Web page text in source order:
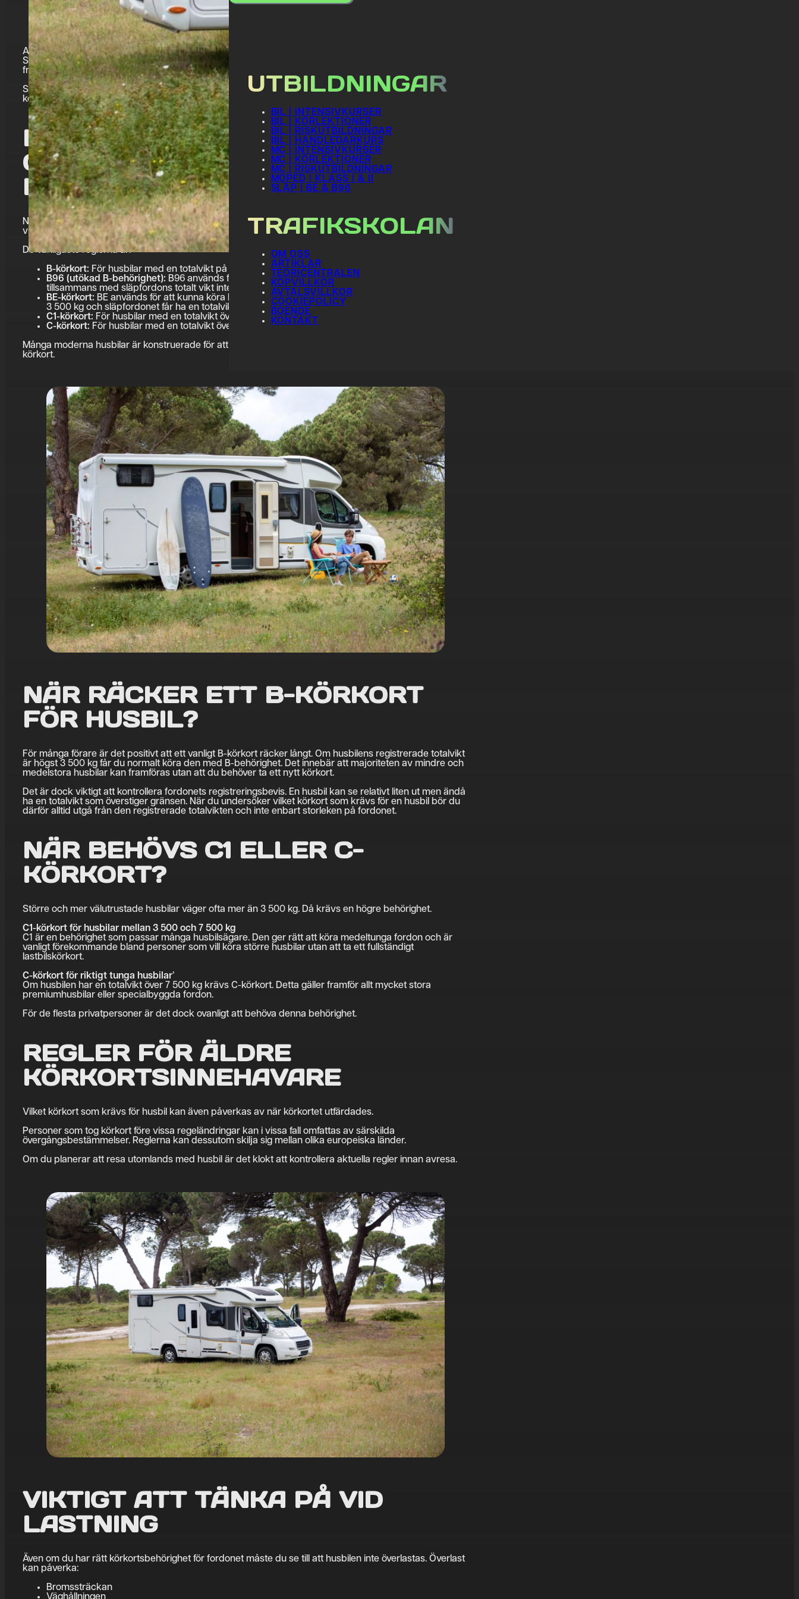
UTBILDNINGAR
BIL | INTENSIVKURSER
BIL | KÖRLEKTIONER
BIL | RISKUTBILDNINGAR
BIL | HANDLEDARKURS
MC | INTENSIVKURSER
MC | KÖRLEKTIONER
MC | RISKUTBILDNINGAR
MOPED | KLASS I & II
SLÄP | BE & B96
TRAFIKSKOLAN
OM OSS
ARTIKLAR
TEORICENTRALEN
KÖPVILLKOR
AVTALSVILLKOR
COOKIEPOLICY
BOENDE
KONTAKT
Att resa med husbil ger stor frihet och möjligheten att upptäcka Sverige och Europa i egen takt.
Samtidigt är det viktigt att känna till vilka regler som gäller innan du sätter dig bakom ratten. En vanlig
fråga är vilket körkort som krävs för att köra husbil och om ett vanligt B-körkort räcker.
Svaret beror framför allt på husbilens totalvikt. I den här artikeln går vi igenom reglerna, vilka
körkortsbehörigheter som gäller och vad du bör tänka på för att köra säkert och lagligt.
KÖRKORT HUSBIL –
GRUNDREGELN DU BEHÖVER
KÄNNA TILL
När det gäller körkort för husbil är husbilens totalvikt den avgörande faktorn. Totalvikt innebär fordonets
vikt inklusive passagerare, last, bränsle och annan utrustning när det är fullt lastat.
De vanligaste reglerna är:
B-körkort: För husbilar med en totalvikt på högst 3 500 kg.
B96 (utökad B-behörighet): B96 används för att kunna köra husbil med släp där dragfordon
tillsammans med släpfordons totalt vikt inte får överstiga 4 250 kg.
BE-körkort: BE används för att kunna köra husbil med släp där husbilen får ha en totalvikt på högst
3 500 kg och släpfordonet får ha en totalvikt på totalt 3 500 kg.
C1-körkort: För husbilar med en totalvikt över 3 500 kg men högst 7 500 kg.
C-körkort: För husbilar med en totalvikt över 7 500 kg.
Många moderna husbilar är konstruerade för att hålla sig under 3 500 kg just för att kunna köras med B-
körkort.
NÄR RÄCKER ETT B-KÖRKORT
FÖR HUSBIL?
För många förare är det positivt att ett vanligt B-körkort räcker långt. Om husbilens registrerade totalvikt
är högst 3 500 kg får du normalt köra den med B-behörighet. Det innebär att majoriteten av mindre och
medelstora husbilar kan framföras utan att du behöver ta ett nytt körkort.
Det är dock viktigt att kontrollera fordonets registreringsbevis. En husbil kan se relativt liten ut men ändå
ha en totalvikt som överstiger gränsen. När du undersöker vilket körkort som krävs för en husbil bör du
därför alltid utgå från den registrerade totalvikten och inte enbart storleken på fordonet.
NÄR BEHÖVS C1 ELLER C-
KÖRKORT?
Större och mer välutrustade husbilar väger ofta mer än 3 500 kg. Då krävs en högre behörighet.
C1-körkort för husbilar mellan 3 500 och 7 500 kg
C1 är en behörighet som passar många husbilsägare. Den ger rätt att köra medeltunga fordon och är
vanligt förekommande bland personer som vill köra större husbilar utan att ta ett fullständigt
lastbilskörkort.
C-körkort för riktigt tunga husbilar’
Om husbilen har en totalvikt över 7 500 kg krävs C-körkort. Detta gäller framför allt mycket stora
premiumhusbilar eller specialbyggda fordon.
För de flesta privatpersoner är det dock ovanligt att behöva denna behörighet.
REGLER FÖR ÄLDRE
KÖRKORTSINNEHAVARE
Vilket körkort som krävs för husbil kan även påverkas av när körkortet utfärdades.
Personer som tog körkort före vissa regeländringar kan i vissa fall omfattas av särskilda
övergångsbestämmelser. Reglerna kan dessutom skilja sig mellan olika europeiska länder.
Om du planerar att resa utomlands med husbil är det klokt att kontrollera aktuella regler innan avresa.
VIKTIGT ATT TÄNKA PÅ VID
LASTNING
Även om du har rätt körkortsbehörighet för fordonet måste du se till att husbilen inte överlastas. Överlast
kan påverka:
Bromssträckan